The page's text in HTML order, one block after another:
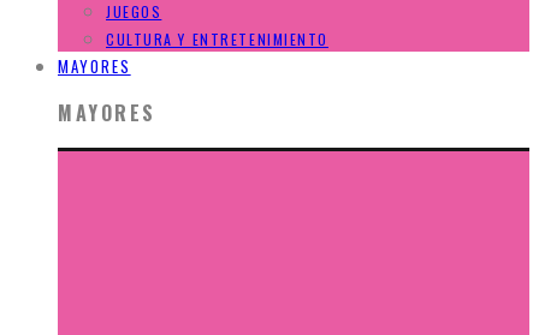
JUEGOS
CULTURA Y ENTRETENIMIENTO
MAYORES
MAYORES